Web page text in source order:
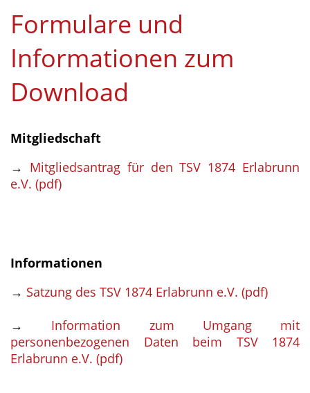
Formulare und
Informationen zum
Download
Mitgliedschaft
→ Mitgliedsantrag für den TSV 1874 Erlabrunn
e.V. (pdf)
Informationen
→ Satzung des TSV 1874 Erlabrunn e.V. (pdf)
→ Information zum Umgang mit
personenbezogenen Daten beim TSV 1874
Erlabrunn e.V. (pdf)